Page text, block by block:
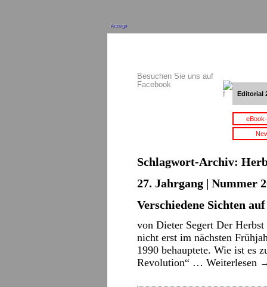
Anzeige
Besuchen Sie uns auf
Facebook
Editorial
Schlagwort-Archiv:
27. Jahrgang | Nummer
Verschiedene Sichten
von Dieter Segert Der
nicht erst im nächsten
1990 behauptete. Wie ist es
Revolution“ … Weiterlesen